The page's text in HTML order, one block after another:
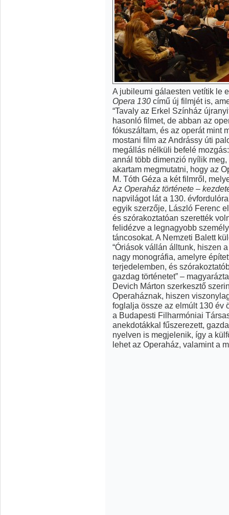
A jubileumi gálaesten vetítik le
Opera 130 című új filmjét is,
“Tavaly az Erkel Színház
hasonló filmet, de abban az
fókuszáltam, és az operát mint
mostani film az Andrássy úti
megállás nélküli befelé
annál több dimenzió nyílik
akartam megmutatni, hogy az
M. Tóth Géza a két filmről,
Az Operaház története –
napvilágot lát a 130.
egyik szerzője, László Ferenc
és szórakoztatóan szerették
felidézve a legnagyobb
táncosokat. A Nemzeti Balett
“Óriások vállán álltunk, hiszen
nagy monográfia, amelyre
terjedelemben, és
gazdag történetet” –
Devich Márton szerkesztő
Operaháznak, hiszen
foglalja össze az elmúlt 130 év
a Budapesti Filharmóniai
anekdotákkal fűszerezett,
nyelven is megjelenik, így a
lehet az Operaház, valamint a